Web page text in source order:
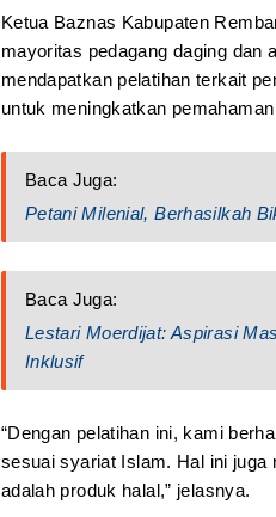
Ketua Baznas Kabupaten
mayoritas pedagang daging dan
mendapatkan pelatihan terkait
untuk meningkatkan
Baca Juga:
Petani Milenial, Berhasilkah
Baca Juga:
Lestari Moerdijat: Aspirasi
Inklusif
“Dengan pelatihan ini, kami
sesuai syariat Islam. Hal ini juga
adalah produk halal,” jelasnya.